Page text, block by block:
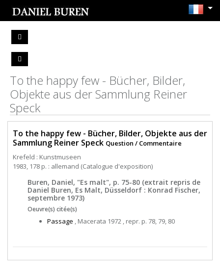
To the happy few - Bücher, Bilder,
Objekte aus der Sammlung Reiner
Speck
To the happy few - Bücher, Bilder, Objekte aus der
Sammlung Reiner Speck Question / Commentaire
Krefeld : Kunstmuseen
1983, 178 p. : allemand (Catalogue d'exposition)
Buren, Daniel, "Es malt", p. 75-80 (extrait repris de
Daniel Buren, Es Malt, Düsseldorf : Konrad Fischer,
septembre 1973)
Oeuvre(s) citée(s)
Passage , Macerata 1972 , repr. p. 78, 79, 80